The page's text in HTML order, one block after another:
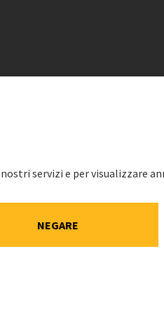
Impronta